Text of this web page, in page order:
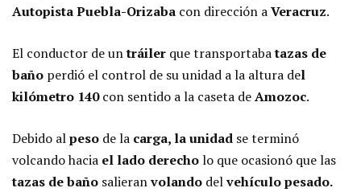
Autopista Puebla-Orizaba con dirección aVeracruz.
El conductor de untráiler que transportabatazas de
baño perdió el control de su unidad a la altura del
kilómetro 140con sentido a la caseta deAmozoc.
Debido alpeso de la carga, la unidad se terminó
volcando hacia el lado derecholo que ocasionó que las
tazas de baño salieranvolando delvehículo pesado.